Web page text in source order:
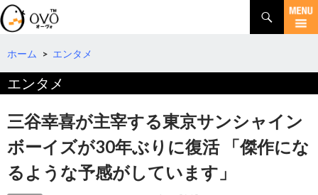
検
索
コ
テ
へ
移
動
ホーム > エンタメ
エンタメ
三谷幸喜が主宰する東京サンシャイン
ボーイズが30年ぶりに復活 「傑作にな
るような予感がしています」